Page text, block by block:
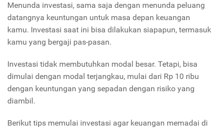
Menunda investasi, sama saja dengan menunda peluang
datangnya keuntungan untuk masa depan keuangan
kamu. Investasi saat ini bisa dilakukan siapapun, termasuk
kamu yang bergaji pas-pasan.
Investasi tidak membutuhkan modal besar. Tetapi, bisa
dimulai dengan modal terjangkau, mulai dari Rp 10 ribu
dengan keuntungan yang sepadan dengan risiko yang
diambil.
Berikut tips memulai investasi agar keuangan memadai di